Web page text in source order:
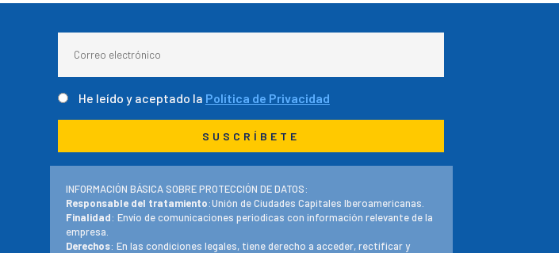
He leído y aceptado la Política de Privacidad
INFORMACIÓN BÁSICA SOBRE PROTECCIÓN DE DATOS:
Responsable del tratamiento:Unión de Ciudades Capitales Iberoamericanas.
Finalidad: Envío de comunicaciones periodicas con información relevante de la
empresa.
Derechos: En las condiciones legales, tiene derecho a acceder, rectificar y